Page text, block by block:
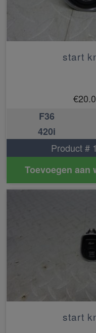
start
€
F36
420i
Product #
Toevoegen aan
start